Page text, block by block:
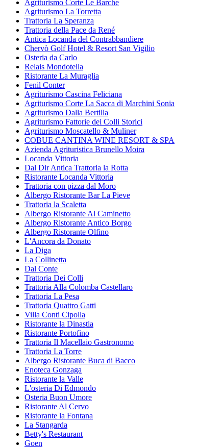
Agriturismo Corte Le Barche
Agriturismo La Torretta
Trattoria La Speranza
Trattoria della Pace da René
Antica Locanda del Contrabbandiere
Chervò Golf Hotel & Resort San Vigilio
Osteria da Carlo
Relais Mondotella
Ristorante La Muraglia
Fenil Conter
Agriturismo Cascina Feliciana
Agriturismo Corte La Sacca di Marchini Sonia
Agriturismo Dalla Bertilla
Agriturismo Fattorie dei Colli Storici
Agriturismo Moscatello & Muliner
COBUE CANTINA WINE RESORT & SPA
Azienda Agrituristica Brunello Moira
Locanda Vittoria
Dal Dir Antica Trattoria la Rotta
Ristorante Locanda Vittoria
Trattoria con pizza dal Moro
Albergo Ristorante Bar La Pieve
Trattoria la Scaletta
Albergo Ristorante Al Caminetto
Albergo Ristorante Antico Borgo
Albergo Ristorante Olfino
L'Ancora da Donato
La Diga
La Collinetta
Dal Conte
Trattoria Dei Colli
Trattoria Alla Colomba Castellaro
Trattoria La Pesa
Trattoria Quattro Gatti
Villa Conti Cipolla
Ristorante la Dinastia
Ristorante Portofino
Trattoria Il Macellaio Gastronomo
Trattoria La Torre
Albergo Ristorante Buca di Bacco
Enoteca Gonzaga
Ristorante la Valle
L'osteria Di Edmondo
Osteria Buon Umore
Ristorante Al Cervo
Ristorante la Fontana
La Stangarda
Betty's Restaurant
Goen